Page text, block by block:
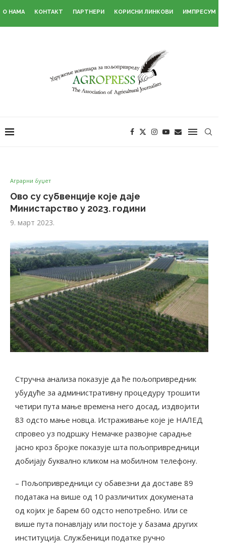
О НАМА КОНТАКТ ПАРТНЕРИ КОРИСНИ ЛИНКОВИ ИМПРЕСУМ
Аграрни буџет
Ово су субвенције које даје
Министарство у 2023. години
9. март 2023.
Стручна анализа показује да ће пољопривредник
убудуће за административну процедуру трошити
четири пута мање времена него досад, издвојити
83 одсто мање новца. Истраживање које је НАЛЕД
спровео уз подршку Немачке развојне сарадње
јасно кроз бројке показује шта пољопривредници
добијају буквално кликом на мобилном телефону.
– Пољопривредници су обавезни да доставе 89
података на више од 10 различитих докумената
од којих је барем 60 одсто непотребно. Или се
више пута понавлјају или постоје у базама других
институција. Службеници податке ручно